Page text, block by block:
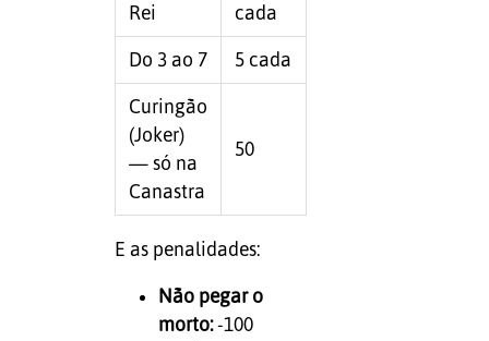
Rei
cada
Do 3 ao 7 5 cada
Curingão
(Joker)
— só na
Canastra
50
E as penalidades:
Não pegar o
morto:-100